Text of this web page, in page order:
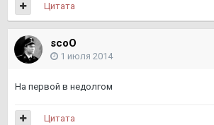
Цитата
scoО
1 июля 2014
На первой в недолгом
Цитата